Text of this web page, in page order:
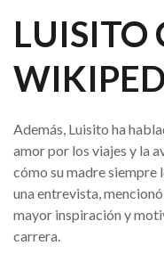
LUISITO
Además, Luisito ha
amor por los viajes y la
cómo su madre siempre
una entrevista,
mayor inspiración y
carrera.